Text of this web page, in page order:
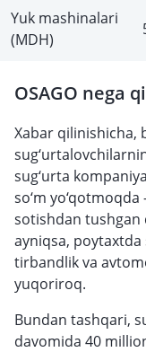
Yuk mashinalari
(MDH)
OSAGO nega
Xabar qilinishicha,
sug‘urta
so‘m
sotishdan tushgan
ayniqsa,
tirbandlik va
yuqoriroq.
Bundan tashqari,
davomida 40